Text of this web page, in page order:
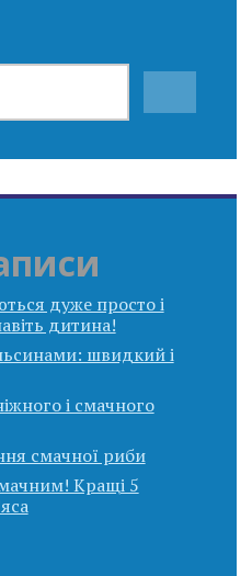
дуже просто і
дитина!
швидкий і
і смачного
смачної риби
Кращі 5